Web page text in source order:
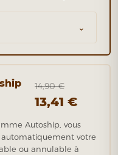
⌄
14,90 €
13,41 €
Autoship, vous
votre
ou annulable à